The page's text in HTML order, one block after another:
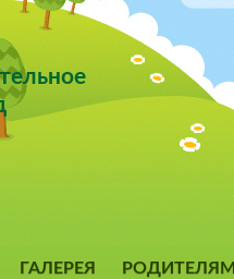
ГАЛЕРЕЯ РОДИТЕЛЯМ